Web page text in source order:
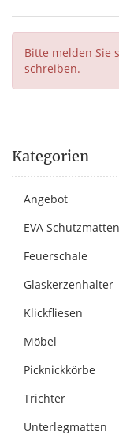
Bitte melden Sie
schreiben.
Kategorien
Angebot
EVA Schutzmatten
Feuerschale
Glaskerzenhalter
Klickfliesen
Möbel
Picknickkörbe
Trichter
Unterlegmatten